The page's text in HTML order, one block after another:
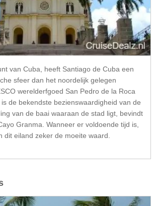
van Cuba, heeft Santiago de Cuba een
sfeer dan het noordelijk gelegen
werelderfgoed San Pedro de la Roca
de bekendste bezienswaardigheid van de
van de baai waaraan de stad ligt, bevindt
Granma. Wanneer er voldoende tijd is,
dit eiland zeker de moeite waard.